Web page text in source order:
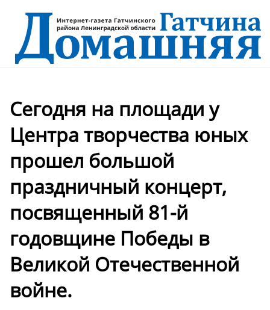
Сегодня на площади у
Центра творчества юных
прошел большой
праздничный концерт,
посвященный 81-й
годовщине Победы в
Великой Отечественной
войне.